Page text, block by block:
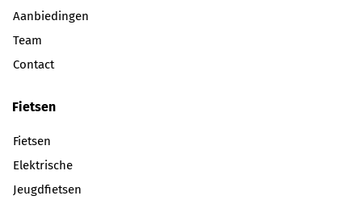
Aanbiedingen
Team
Contact
Fietsen
Fietsen
Elektrische
Jeugdfietsen